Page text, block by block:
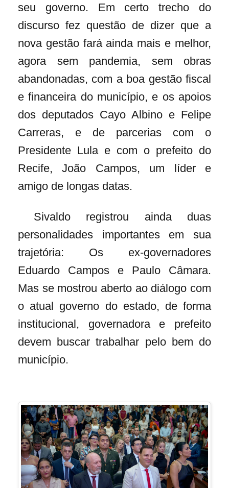
seu governo. Em certo trecho do
discurso fez questão de dizer que a
nova gestão fará ainda mais e melhor,
agora sem pandemia, sem obras
abandonadas, com a boa gestão fiscal
e financeira do município, e os apoios
dos deputados Cayo Albino e Felipe
Carreras, e de parcerias com o
Presidente Lula e com o prefeito do
Recife, João Campos, um líder e
amigo de longas datas.
Sivaldo registrou ainda duas
personalidades importantes em sua
trajetória: Os ex-governadores
Eduardo Campos e Paulo Câmara.
Mas se mostrou aberto ao diálogo com
o atual governo do estado, de forma
institucional, governadora e prefeito
devem buscar trabalhar pelo bem do
município.